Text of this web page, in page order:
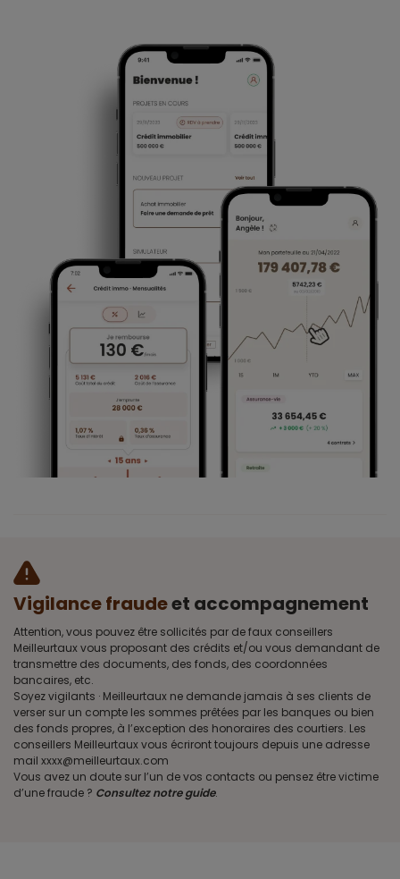
Vigilance fraudeet accompagnement
Attention, vous pouvez être sollicités par de faux conseillers
Meilleurtaux vous proposant des crédits et/ou vous demandant de
transmettre des documents, des fonds, des coordonnées
bancaires, etc.
Soyez vigilants · Meilleurtaux ne demande jamais à ses clients de
verser sur un compte les sommes prêtées par les banques ou bien
des fonds propres, à l’exception des honoraires des courtiers. Les
conseillers Meilleurtaux vous écriront toujours depuis une adresse
mail xxxx@meilleurtaux.com
Vous avez un doute sur l’un de vos contacts ou pensez être victime
d’une fraude ? Consultez notre guide.